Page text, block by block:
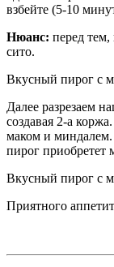
взбейте (5-10
Нюанс: перед тем,
сито.
Вкусный пирог с
Далее разрезаем
создавая 2-а
маком и миндалем.
пирог приобретет
Вкусный пирог с
Приятного